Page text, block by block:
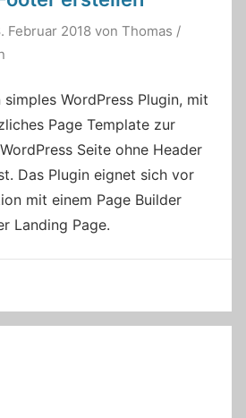
Februar 2018 von Thomas /
WordPress Plugin, mit
Page Template zur
Seite ohne Header
Das Plugin eignet sich vor
mit einem Page Builder
Landing Page.